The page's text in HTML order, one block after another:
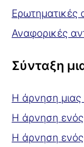
Ερωτηματικές
Αναφορικές
Σύνταξη
Η άρνηση
Η άρνηση ενός
Η άρνηση ενός